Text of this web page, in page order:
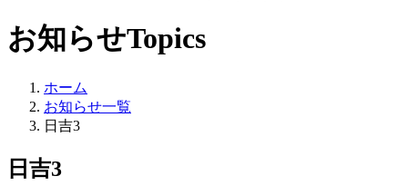
お知らせTopics
ホーム
お知らせ一覧
日吉3
日吉3